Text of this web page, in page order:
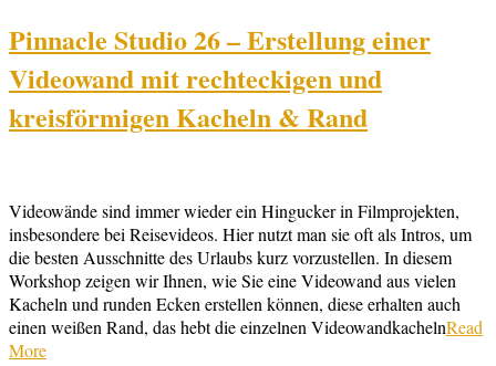
Pinnacle Studio 26 – Erstellung einer
Videowand mit rechteckigen und
kreisförmigen Kacheln & Rand
Videowände sind immer wieder ein Hingucker in Filmprojekten,
insbesondere bei Reisevideos. Hier nutzt man sie oft als Intros, um
die besten Ausschnitte des Urlaubs kurz vorzustellen. In diesem
Workshop zeigen wir Ihnen, wie Sie eine Videowand aus vielen
Kacheln und runden Ecken erstellen können, diese erhalten auch
einen weißen Rand, das hebt die einzelnen VideowandkachelnRead
More